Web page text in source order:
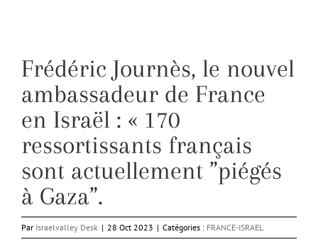
Frédéric Journès, le nouvel
ambassadeur de France
en Israël : « 170
ressortissants français
sont actuellement ”piégés
à Gaza”.
Par Israelvalley Desk | 28 Oct 2023 | Catégories : FRANCE-ISRAEL